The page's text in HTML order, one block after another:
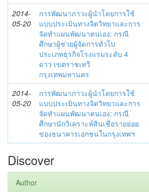
2014-
05-20
การพัฒนาภาวะผู้นำโดยการใช้
แบบประเมินทางจิตวิทยาและการ
จัดทำแผนพัฒนาตนเอง: กรณี
ศึกษาผู้ช่วยผู้จัดการทั่วไป
ประเภทธุรกิจโรงแรมระดับ 4
ดาว เขตราชเทวี
กรุงเทพมหานคร
2014-
05-20
การพัฒนาภาวะผู้นำโดยการใช้
แบบประเมินทางจิตวิทยาและการ
จัดทำแผนพัฒนาตนเอง: กรณี
ศึกษานักวิเคราะห์สินเชื่อรายย่อย
ของธนาคารเอกชนในกรุงเทพฯ
Discover
Author